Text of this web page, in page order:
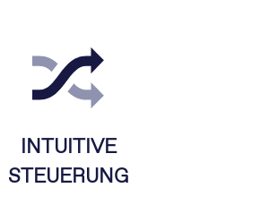
INTUITIVE
STEUERUNG